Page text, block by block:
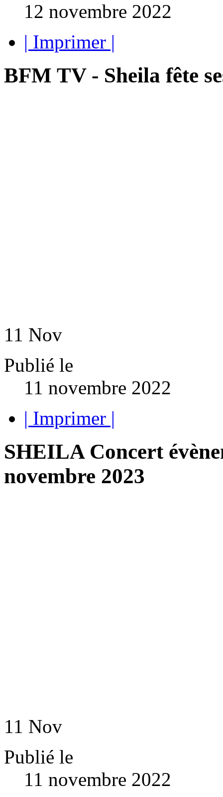
12 novembre 2022
| Imprimer |
BFM TV - Sheila fête
11 Nov
Publié le
11 novembre 2022
| Imprimer |
SHEILA Concert
novembre 2023
11 Nov
Publié le
11 novembre 2022